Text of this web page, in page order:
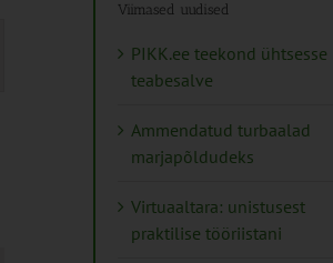
Viimased uudised
PIKK.ee teekond ühtsesse
teabesalve
Ammendatud turbaalad
marjapõldudeks
Virtuaaltara: unistusest
praktilise tööriistani